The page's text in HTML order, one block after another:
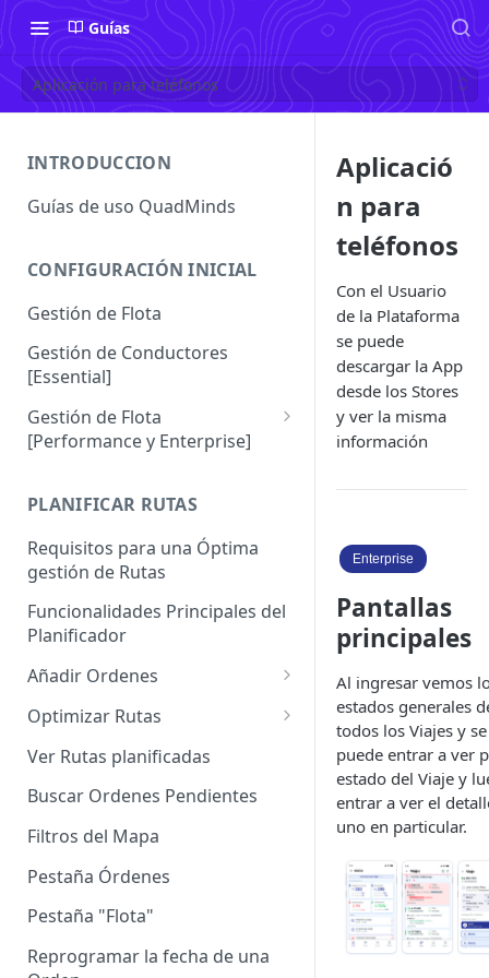
Guías
Aplicación para teléfonos
INTRODUCCION
Guías de uso QuadMinds
CONFIGURACIÓN INICIAL
Gestión de Flota
Gestión de Conductores
[Essential]
Gestión de Flota
[Performance y Enterprise]
Enterprise]
Vehículos
Agrupación de dispositivos
Asignación de dispositivos a
usuarios
PLANIFICAR RUTAS
Requisitos para una Óptima
gestión de Rutas
Funcionalidades Principales del
Planificador
Añadir Ordenes
Definición de una Orden
Añadir de forma manual
Añadir con el archivo standard
Añadir con Plantilla propia
Añadir con la plantilla
Añadir desde Tiendas e-
Optimizar Rutas
¿Cómo Saber si mi ruta está
optimizada?
Variables para optimizar las
Rutas
Definir la Ventana Horaria de
Ver Rutas planificadas
Buscar Ordenes Pendientes
Filtros del Mapa
Pestaña Órdenes
Pestaña "Flota"
Reprogramar la fecha de una
Aplicació
n para
teléfonos
Con el Usuario
de la Plataforma
se puede
descargar la App
desde los Stores
y ver la misma
información
Enterprise
Pantallas
principales
Al ingresar vemos
estados generales
todos los Viajes y se
puede entrar a ver
estado del Viaje y
entrar a ver el
uno en particular.